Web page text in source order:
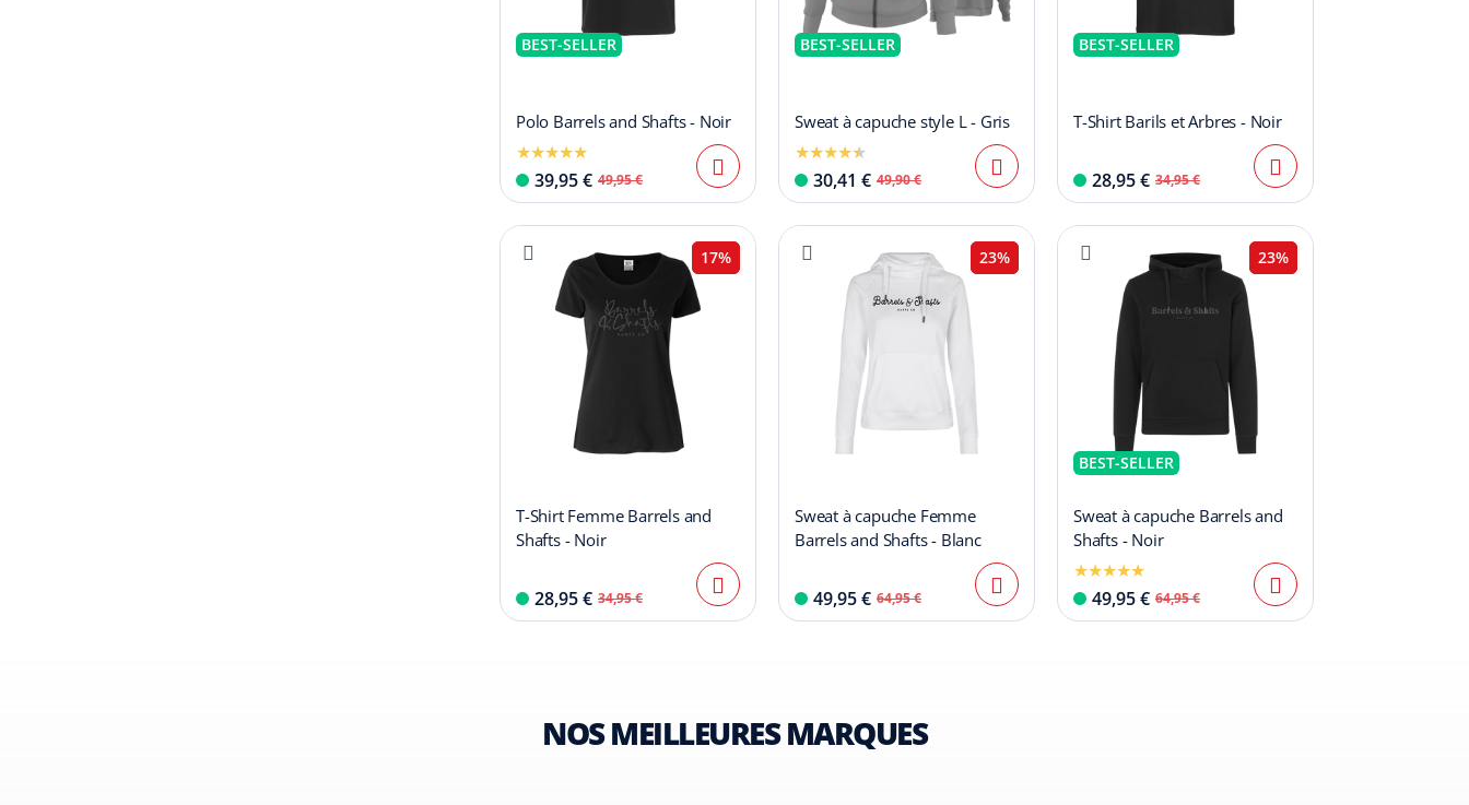
BEST-SELLER
Polo Barrels and Shafts - Noir
39,95 € 49,95 €
BEST-SELLER
Sweat à capuche style L - Gris
30,41 € 49,90 €
BEST-SELLER
T-Shirt Barils et Arbres - Noir
28,95 € 34,95 €
17%
T-Shirt Femme Barrels and
Shafts - Noir
28,95 € 34,95 €
23%
Sweat à capuche Femme
Barrels and Shafts - Blanc
49,95 € 64,95 €
23%
BEST-SELLER
Sweat à capuche Barrels and
Shafts - Noir
49,95 € 64,95 €
NOS MEILLEURES MARQUES